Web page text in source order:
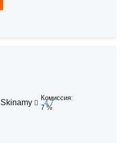
Skinamy 4.7
Комиссия:
7 %